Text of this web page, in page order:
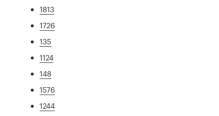
1813
1726
135
1124
148
1576
1244